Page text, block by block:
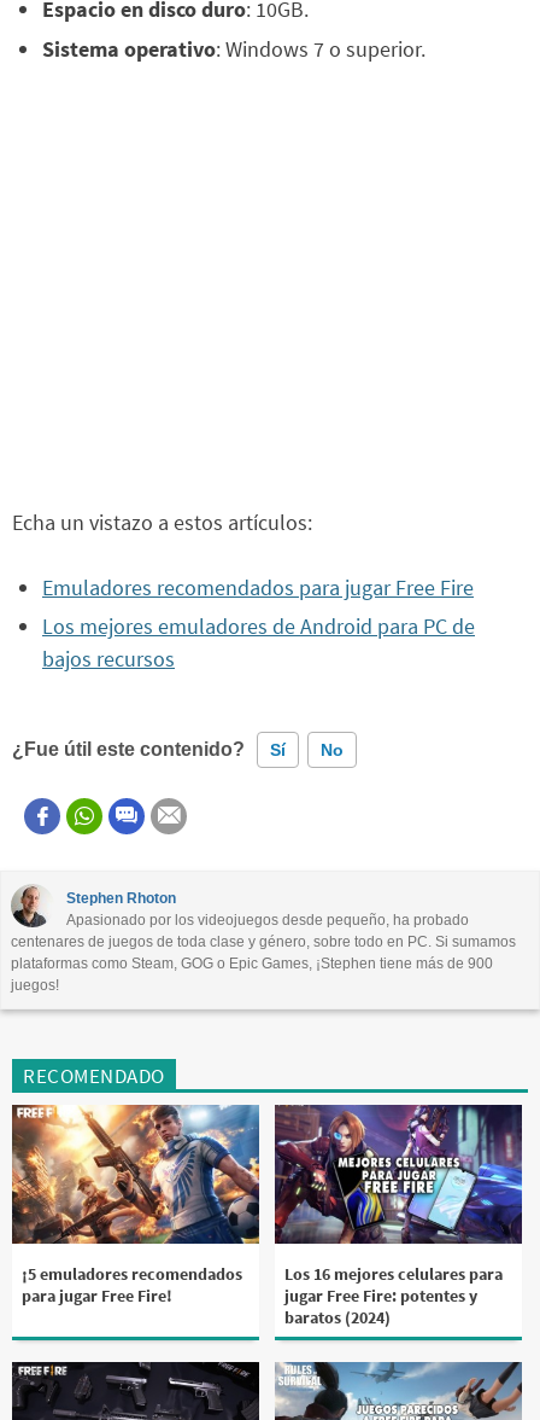
Espacio en disco duro: 10GB.
Sistema operativo: Windows 7 o superior.
Echa un vistazo a estos artículos:
Emuladores recomendados para jugar Free Fire
Los mejores emuladores de Android para PC de
bajos recursos
¿Fue útil este contenido? Sí No
Este contenido contiene información incorrecta
Otro
Stephen Rhoton
Apasionado por los videojuegos desde pequeño, ha probado
centenares de juegos de toda clase y género, sobre todo en PC. Si sumamos
plataformas como Steam, GOG o Epic Games, ¡Stephen tiene más de 900
juegos!
RECOMENDADO
¡5 emuladores recomendados
para jugar Free Fire!
Los 16 mejores celulares para
jugar Free Fire: potentes y
baratos (2024)